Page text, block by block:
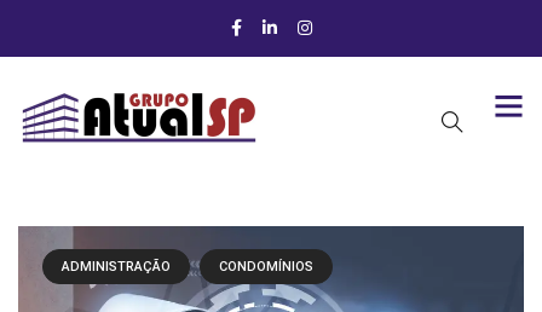
ADMINISTRAÇÃO CONDOMÍNIOS